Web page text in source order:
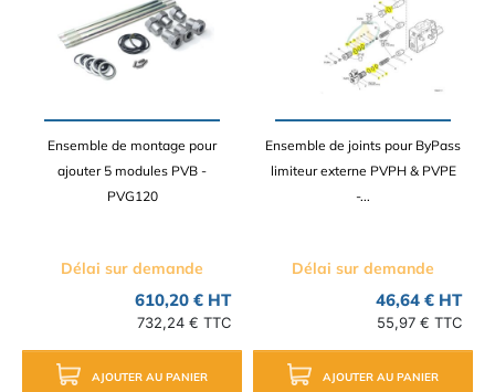
Ensemble de montage pour
ajouter 5 modules PVB -
PVG120
Délai sur demande
610,20 € HT
732,24 € TTC
AJOUTER AU PANIER
Ensemble de joints pour ByPass
limiteur externe PVPH & PVPE
-...
Délai sur demande
46,64 € HT
55,97 € TTC
AJOUTER AU PANIER